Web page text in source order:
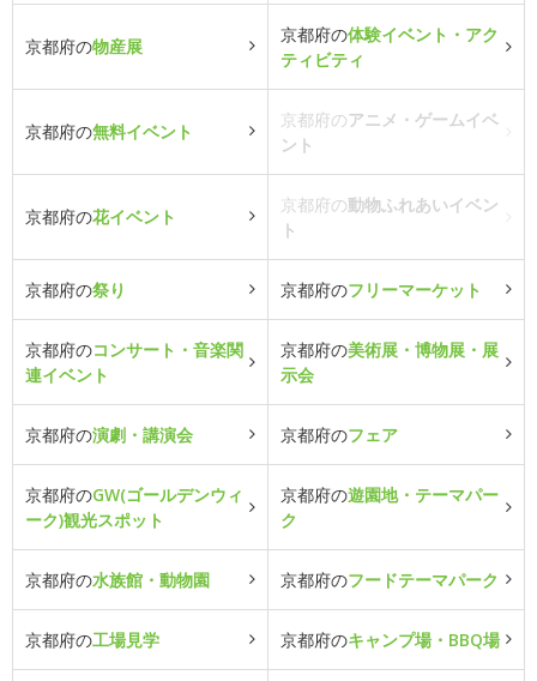
京都府の物産展
京都府の体験イベント・アク
ティビティ
京都府の無料イベント
京都府のアニメ・ゲームイベ
ント
京都府の花イベント
京都府の動物ふれあいイベン
ト
京都府の祭り 京都府のフリーマーケット
京都府のコンサート・音楽関
連イベント
京都府の美術展・博物展・展
示会
京都府の演劇・講演会 京都府のフェア
京都府のGW(ゴールデンウィ
ーク)観光スポット
京都府の遊園地・テーマパー
ク
京都府の水族館・動物園 京都府のフードテーマパーク
京都府の工場見学 京都府のキャンプ場・BBQ場